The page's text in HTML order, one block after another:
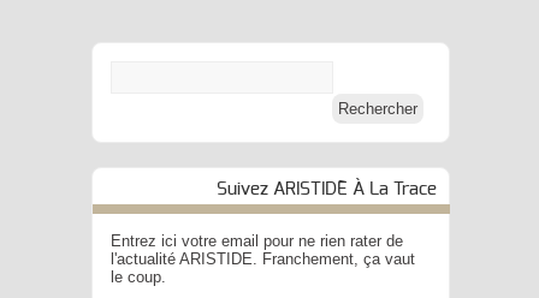
Suivez ARISTIDE À La Trace
Entrez ici votre email pour ne rien rater de
l'actualité ARISTIDE. Franchement, ça vaut
le coup.